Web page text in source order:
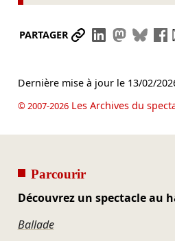
PARTAGER Partager le lien
Partager
Dernière mise à jour le 13/02/
© 2007-2026Les Archives du
Parcourir
Découvrez un spectacle au
Ballade